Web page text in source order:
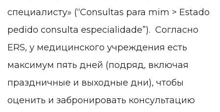
специалисту» (“Consultas para mim > Estado
pedido consulta especialidade”). Согласно
ERS, у медицинского учреждения есть
максимум пять дней (подряд, включая
праздничные и выходные дни), чтобы
оценить и забронировать консультацию